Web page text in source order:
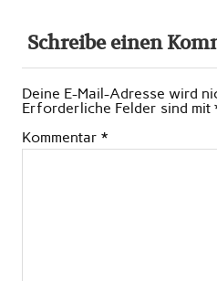
Schreibe einen
Deine E-Mail-Adresse wird
Erforderliche Felder sind mit
Kommentar *